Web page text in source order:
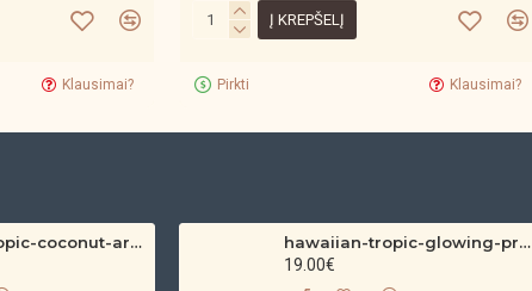
Klausimai?
Į KREPŠELĮ
Pirkti Klausimai?
hawaiian-tropic-coconut-argan-dry-oil-spf-30-spray-200ml
hawaiian-tropic-glowing-protection-clear-sun-spray-spf-30-200ml
19.00€